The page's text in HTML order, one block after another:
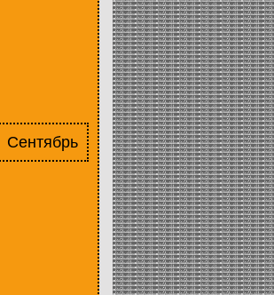
Сентябрь